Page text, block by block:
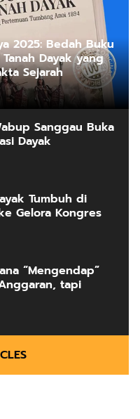
2025: Bedah Buku
Dayak yang
Sejarah
Sanggau Buka
Dayak
Tumbuh di
Gelora Kongres
“Mengendap”
tapi